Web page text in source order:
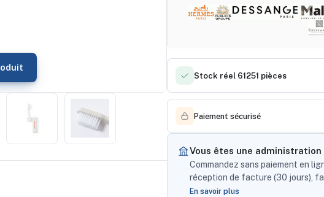
Stock réel 61251 pièces
Paiement sécurisé
Vous êtes une
Commandez sans paiement en
réception de facture (30 jours),
En savoir plus